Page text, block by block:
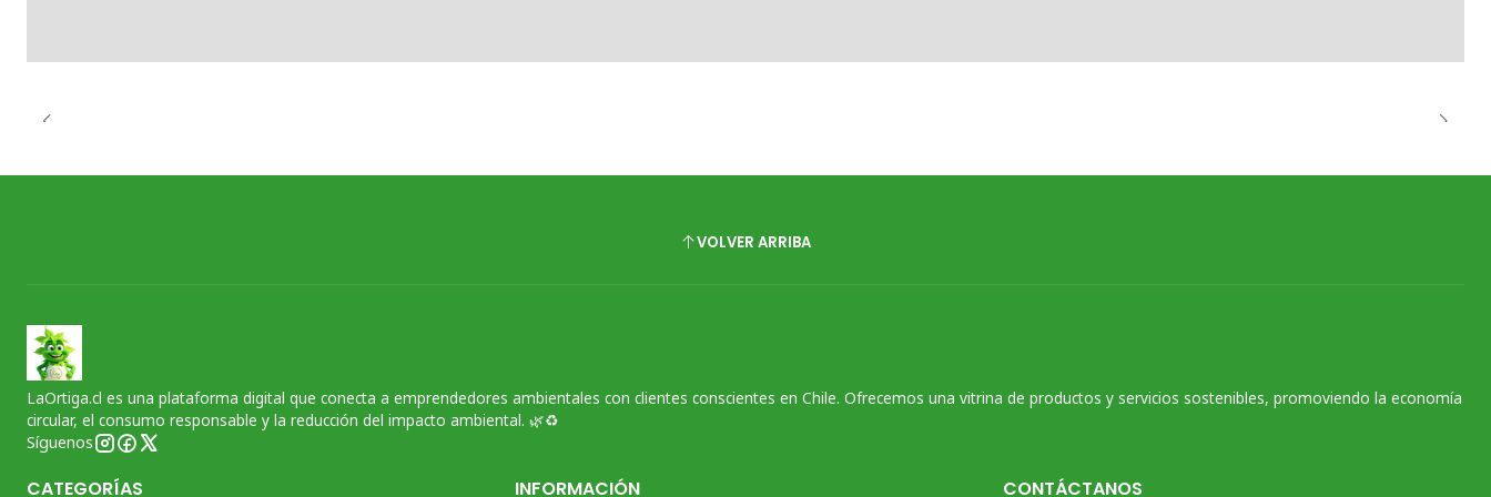
VOLVER ARRIBA
LaOrtiga.cl es una plataforma digital que conecta a emprendedores ambientales con clientes conscientes en Chile. Ofrecemos una vitrina de productos y servicios sostenibles, promoviendo la economía
circular, el consumo responsable y la reducción del impacto ambiental. 🌿♻️
Síguenos
CATEGORÍAS INFORMACIÓN CONTÁCTANOS